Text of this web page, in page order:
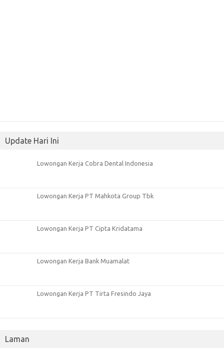
Update Hari Ini
Lowongan Kerja Cobra Dental Indonesia
Lowongan Kerja PT Mahkota Group Tbk
Lowongan Kerja PT Cipta Kridatama
Lowongan Kerja Bank Muamalat
Lowongan Kerja PT Tirta Fresindo Jaya
Laman